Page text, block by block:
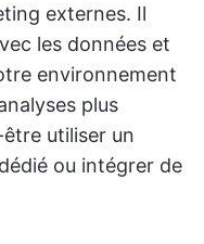
externes. Il
les données et
environnement
plus
utiliser un
ou intégrer de